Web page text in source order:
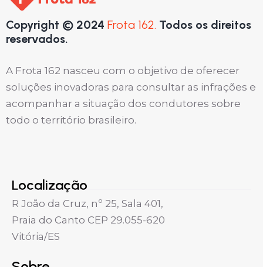
Copyright © 2024 Frota 162. Todos os direitos
reservados.
A Frota 162 nasceu com o objetivo de oferecer
soluções inovadoras para consultar as infrações e
acompanhar a situação dos condutores sobre
todo o território brasileiro.
Localização
R João da Cruz, nº 25, Sala 401,
Praia do Canto CEP 29.055-620
Vitória/ES